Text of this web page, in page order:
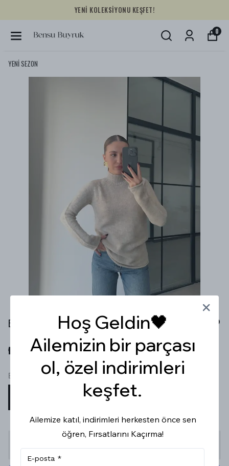
YENİ KOLEKSİYONU KEŞFET!
0
YENİ SEZON
BOĞAZLI SOSİS KOL BEJ RENGİ KAZAK
₺ 499.99
Beden
Stoğa Gelince Haber Ver
Hoş Geldin🖤
Ailemizin bir parçası
ol, özel indirimleri
keşfet.
Ailemize katıl, indirimleri herkesten önce sen
öğren, Fırsatlarını Kaçırma!